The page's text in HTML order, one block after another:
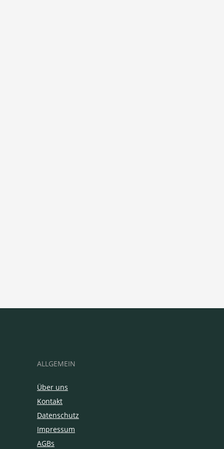
ALLGEMEIN
Über uns
Kontakt
Datenschutz
Impressum
AGBs